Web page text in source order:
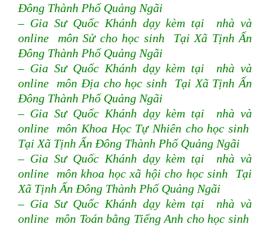
Đông Thành Phố Quảng Ngãi
– Gia Sư Quốc Khánh dạy kèm tại nhà và
online môn Sử cho học sinh Tại Xã Tịnh Ấn
Đông Thành Phố Quảng Ngãi
– Gia Sư Quốc Khánh dạy kèm tại nhà và
online môn Địa cho học sinh Tại Xã Tịnh Ấn
Đông Thành Phố Quảng Ngãi
– Gia Sư Quốc Khánh dạy kèm tại nhà và
online môn Khoa Học Tự Nhiên cho học sinh
Tại Xã Tịnh Ấn Đông Thành Phố Quảng Ngãi
– Gia Sư Quốc Khánh dạy kèm tại nhà và
online môn khoa học xã hội cho học sinh Tại
Xã Tịnh Ấn Đông Thành Phố Quảng Ngãi
– Gia Sư Quốc Khánh dạy kèm tại nhà và
online môn Toán bằng Tiếng Anh cho học sinh